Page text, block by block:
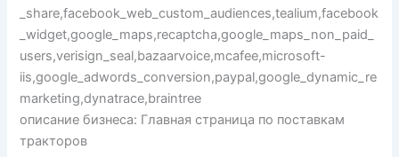
_share,facebook_web_custom_audiences,tealium,facebook
_widget,google_maps,recaptcha,google_maps_non_paid_
users,verisign_seal,bazaarvoice,mcafee,microsoft-
iis,google_adwords_conversion,paypal,google_dynamic_re
marketing,dynatrace,braintree
описание бизнеса: Главная страница по поставкам
тракторов